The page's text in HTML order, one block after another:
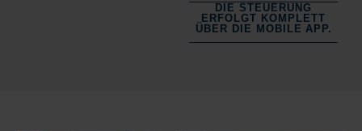
DIE STEUERUNG
ERFOLGT KOMPLETT
ÜBER DIE MOBILE APP.